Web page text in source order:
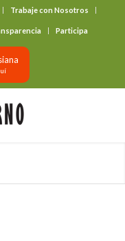
Trabaje con Nosotros
Participa